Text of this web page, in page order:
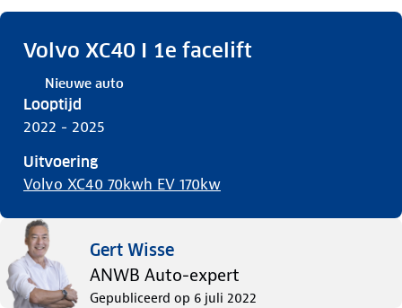
Volvo XC40 I 1e facelift
Nieuwe auto
Looptijd
2022 - 2025
Uitvoering
Volvo XC40 70kwh EV 170kw
Gert Wisse
ANWB Auto-expert
Gepubliceerd op 6 juli 2022